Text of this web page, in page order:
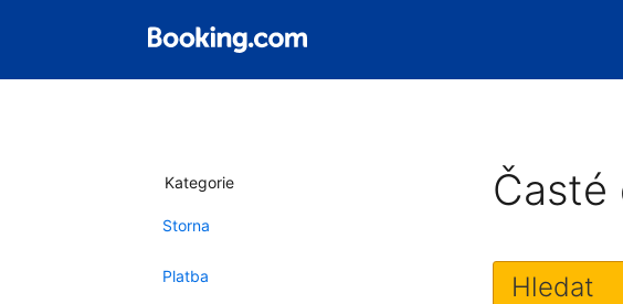
Kategorie
Storna
Platba
Časté
Hledat